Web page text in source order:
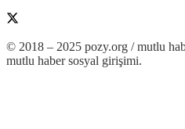
© 2018 – 2025 pozy.org / mutlu
mutlu haber sosyal girişimi.